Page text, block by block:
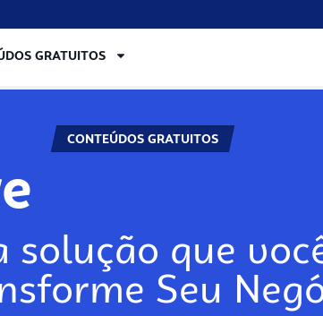
GRATUITOS
CONTEÚDOS GRATUITOS
solução que
Seu